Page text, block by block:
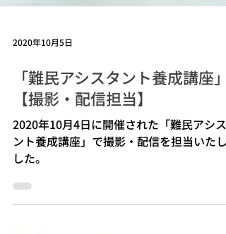
2020年10月5日
「難民アシスタント養成講座」
【撮影・配信担当】
2020年10月4日に開催された「難民アシス
ント養成講座」で撮影・配信を担当いたし
した。